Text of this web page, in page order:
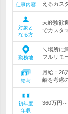
仕事内容
えるカス
対象と
なる方
未経験歓
でカスタ
勤務地
＼場所に
フルリモ
給与
月給：26
齢を考慮
初年度
年収
360万円